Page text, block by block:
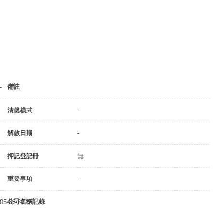
備註
-
清盤模式 -
解散日期 -
押記登記冊 無
重要事項 -
公司名稱記錄
05-06-2012